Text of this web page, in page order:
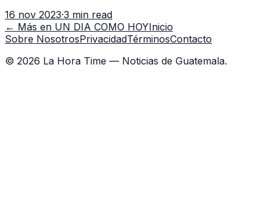
historia. Desde descubrimiento
16 nov 2023·3 min read
← Más en UN DIA COMO HOYInicio
Sobre NosotrosPrivacidadTérminosContacto
© 2026 La Hora Time — Noticias de Guatemala.